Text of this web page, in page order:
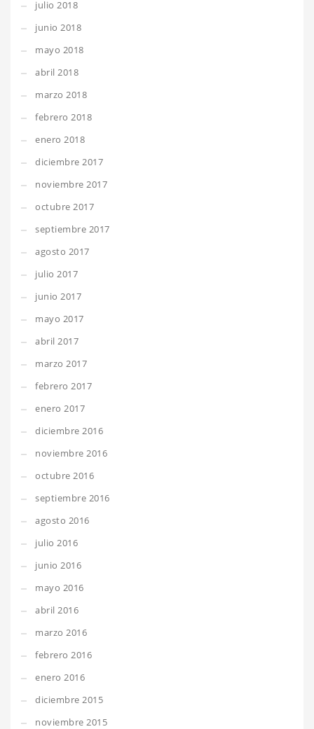
julio 2018
junio 2018
mayo 2018
abril 2018
marzo 2018
febrero 2018
enero 2018
diciembre 2017
noviembre 2017
octubre 2017
septiembre 2017
agosto 2017
julio 2017
junio 2017
mayo 2017
abril 2017
marzo 2017
febrero 2017
enero 2017
diciembre 2016
noviembre 2016
octubre 2016
septiembre 2016
agosto 2016
julio 2016
junio 2016
mayo 2016
abril 2016
marzo 2016
febrero 2016
enero 2016
diciembre 2015
noviembre 2015